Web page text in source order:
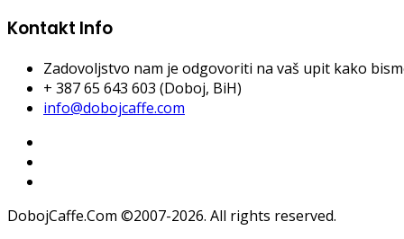
Kontakt Info
Zadovoljstvo nam je odgovoriti na vaš upit kako
+ 387 65 643 603 (Doboj, BiH)
info@dobojcaffe.com
DobojCaffe.Com ©2007-2026. All rights reserved.